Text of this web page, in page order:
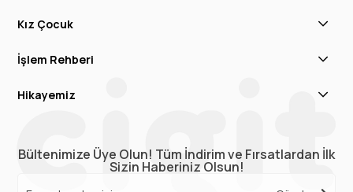
Kız Çocuk
İşlem Rehberi
Hikayemiz
Bültenimize Üye Olun! Tüm İndirim ve Fırsatlardan İlk
Sizin Haberiniz Olsun!